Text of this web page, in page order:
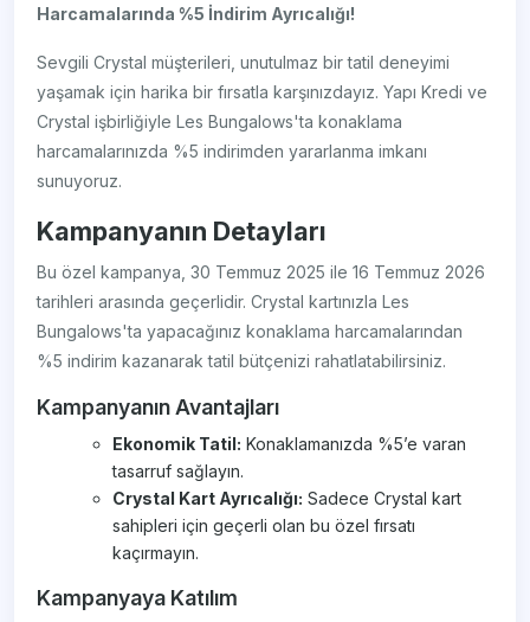
Harcamalarında %5 İndirim Ayrıcalığı!
Sevgili Crystal müşterileri, unutulmaz bir tatil deneyimi
yaşamak için harika bir fırsatla karşınızdayız. Yapı Kredi ve
Crystal işbirliğiyle Les Bungalows'ta konaklama
harcamalarınızda %5 indirimden yararlanma imkanı
sunuyoruz.
Kampanyanın Detayları
Bu özel kampanya, 30 Temmuz 2025 ile 16 Temmuz 2026
tarihleri arasında geçerlidir. Crystal kartınızla Les
Bungalows'ta yapacağınız konaklama harcamalarından
%5 indirim kazanarak tatil bütçenizi rahatlatabilirsiniz.
Kampanyanın Avantajları
Ekonomik Tatil: Konaklamanızda %5’e varan
tasarruf sağlayın.
Crystal Kart Ayrıcalığı: Sadece Crystal kart
sahipleri için geçerli olan bu özel fırsatı
kaçırmayın.
Kampanyaya Katılım